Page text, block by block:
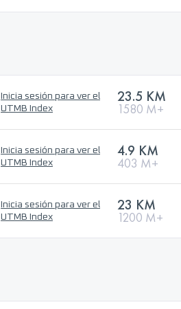
Inicia sesión para ver el
UTMB Index
23.5 KM
1580 M+
Inicia sesión para ver el
UTMB Index
4.9 KM
403 M+
Inicia sesión para ver el
UTMB Index
23 KM
1200 M+